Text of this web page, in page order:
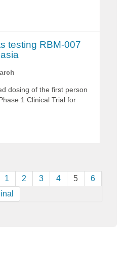
testing RBM-007
dosing of the first person
1 Clinical Trial for
1 2 3 4 5
6